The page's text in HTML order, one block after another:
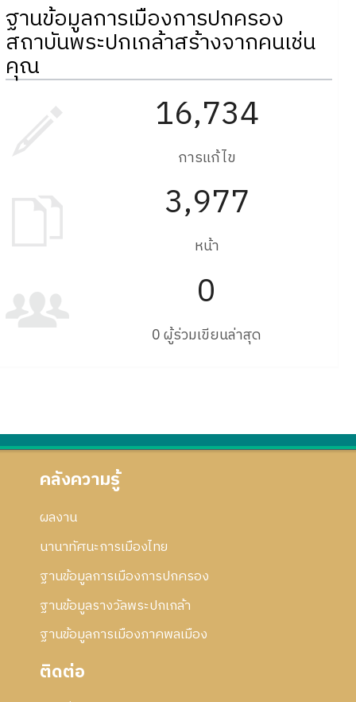
ฐานข้อมูลการเมืองการปกครอง
สถาบันพระปกเกล้าสร้างจากคนเช่น
คุณ
16,734
การแก้ไข
3,977
หน้า
0
0 ผู้ร่วมเขียนล่าสุด
คลังความรู้
ผลงาน
นานาทัศนะการเมืองไทย
ฐานข้อมูลการเมืองการปกครอง
ฐานข้อมูลรางวัลพระปกเกล้า
ฐานข้อมูลการเมืองภาคพลเมือง
ติดต่อ